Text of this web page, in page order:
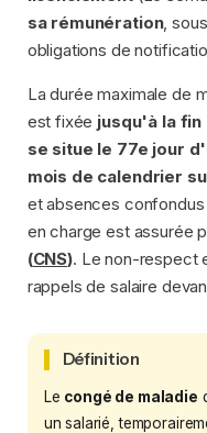
sa rémunération,
obligations de
La durée maximale de
est fixée jusqu'à la fin
se situe le 77e jour
mois de calendrier
et absences
en charge est assurée
(CNS). Le non-respect
rappels de salaire
Définition
Le congé de maladie
un salarié,